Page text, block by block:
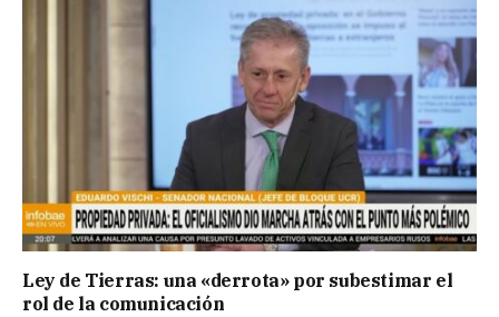
Ley de Tierras: una «derrota» por subestimar el
rol de la comunicación